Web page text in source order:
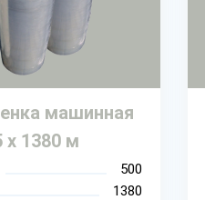
машинная
х 1380 м
500
1380